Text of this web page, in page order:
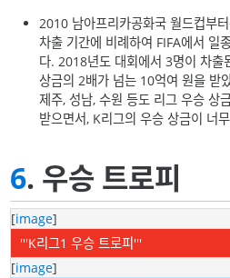
2010 남아프리카공화국 월드컵부
차출 기간에 비례하여 FIFA에서 일
다. 2018년도 대회에서 3명이 차출
상금의 2배가 넘는 10억여 원을 받
제주, 성남, 수원 등도 리그 우승 상
받으면서, K리그의 우승 상금이 너
6. 우승 트로피
[image]
'''K리그1 우승 트로피'''
[image]